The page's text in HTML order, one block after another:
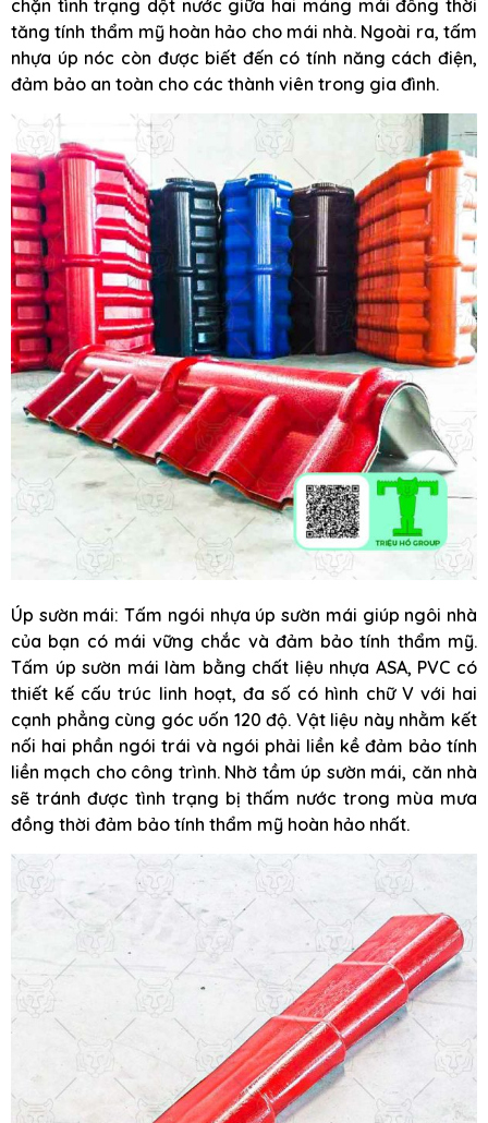
chặn tình trạng dột nước giữa hai mảng mái đồng thời
tăng tính thẩm mỹ hoàn hảo cho mái nhà. Ngoài ra, tấm
nhựa úp nóc còn được biết đến có tính năng cách điện,
đảm bảo an toàn cho các thành viên trong gia đình.
Úp sườn mái: Tấm ngói nhựa úp sườn mái giúp ngôi nhà
của bạn có mái vững chắc và đảm bảo tính thẩm mỹ.
Tấm úp sườn mái làm bằng chất liệu nhựa ASA, PVC có
thiết kế cấu trúc linh hoạt, đa số có hình chữ V với hai
cạnh phẳng cùng góc uốn 120 độ. Vật liệu này nhằm kết
nối hai phần ngói trái và ngói phải liền kề đảm bảo tính
liền mạch cho công trình. Nhờ tầm úp sườn mái, căn nhà
sẽ tránh được tình trạng bị thấm nước trong mùa mưa
đồng thời đảm bảo tính thẩm mỹ hoàn hảo nhất.